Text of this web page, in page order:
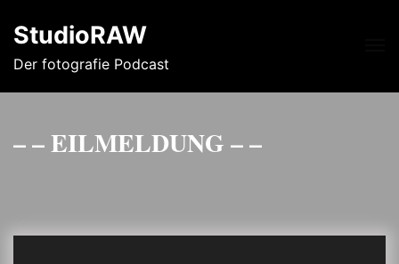
StudioRAW
Der fotografie Podcast
– – EILMELDUNG – –